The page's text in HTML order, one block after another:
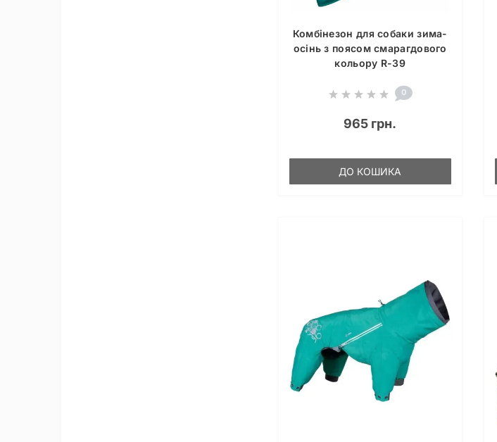
Комбінезон для собаки зима-
осінь з поясом смарагдового
кольору R-39
0
965 грн.
ДО КОШИКА